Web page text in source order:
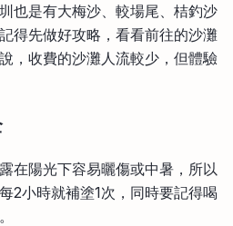
也是有大梅沙、較場尾、桔釣沙
得先做好攻略，看看前往的沙灘
，收費的沙灘人流較少，但體驗
在陽光下容易曬傷或中暑，所以
2小時就補塗1次，同時要記得喝